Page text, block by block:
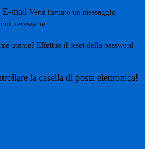
E-mail Verrà inviato un messaggio
necessarie.
utente? Effettua il reset della password
la casella di posta elettronica!